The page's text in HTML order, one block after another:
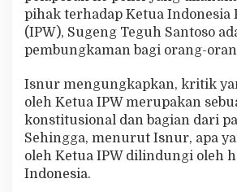
U
a
y
M
e
b
u
n
pihak terhadap Ketua Indonesia
(IPW), Sugeng Teguh Santoso
pembungkaman bagi orang-
Isnur mengungkapkan, kritik
oleh Ketua IPW merupakan
konstitusional dan bagian dari
Sehingga, menurut Isnur, apa
oleh Ketua IPW dilindungi oleh
Indonesia.